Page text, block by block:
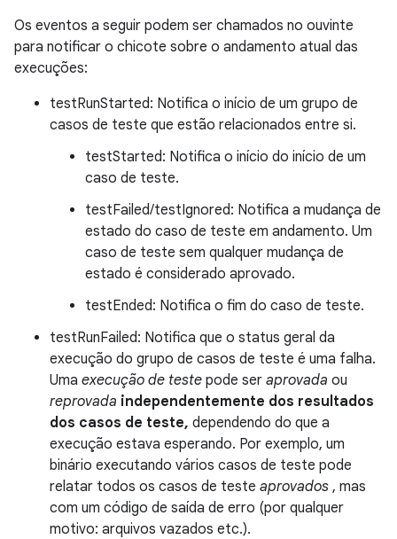
Os eventos a seguir podem ser chamados no ouvinte
para notificar o chicote sobre o andamento atual das
execuções:
testRunStarted: Notifica o início de um grupo de
casos de teste que estão relacionados entre si.
testStarted: Notifica o início do início de um
caso de teste.
testFailed/testIgnored: Notifica a mudança de
estado do caso de teste em andamento. Um
caso de teste sem qualquer mudança de
estado é considerado aprovado.
testEnded: Notifica o fim do caso de teste.
testRunFailed: Notifica que o status geral da
execução do grupo de casos de teste é uma falha.
Uma execução de teste pode ser aprovada ou
reprovada independentemente dos resultados
dos casos de teste, dependendo do que a
execução estava esperando. Por exemplo, um
binário executando vários casos de teste pode
relatar todos os casos de teste aprovados , mas
com um código de saída de erro (por qualquer
motivo: arquivos vazados etc.).